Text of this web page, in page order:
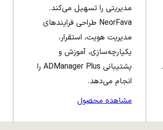
مدیریتی را تسهیل می‌کند.
NeorFava طراحی فرایندهای
مدیریت هویت، استقرار،
یکپارچه‌سازی، آموزش و
پشتیبانی ADManager Plus را
انجام می‌دهد.
مشاهده محصول